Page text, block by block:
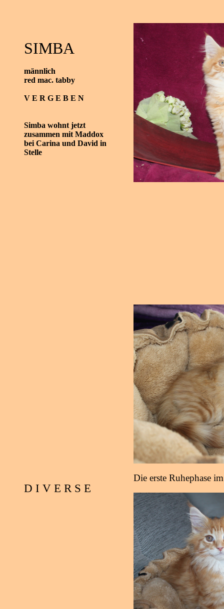
SIMBA
männlich
red mac. tabby
V E R G E B E N
Simba wohnt jetzt
zusammen mit Maddox
bei Carina und David in
Stelle
D I V E R S E
Die erste Ruhephase